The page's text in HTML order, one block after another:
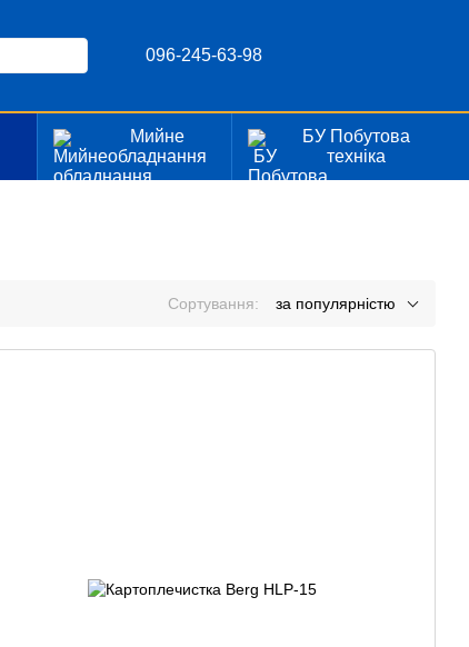
096-245-63-98
Мийне
обладнання
БУ Побутова
техніка
Сортування: за популярністю